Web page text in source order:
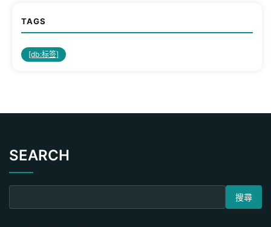
TAGS
[db:标签]
SEARCH
搜尋關鍵字: